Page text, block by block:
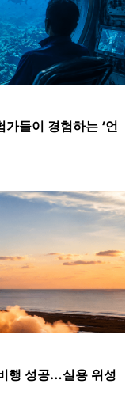
들이 경험하는 ‘언
행 성공…실용 위성